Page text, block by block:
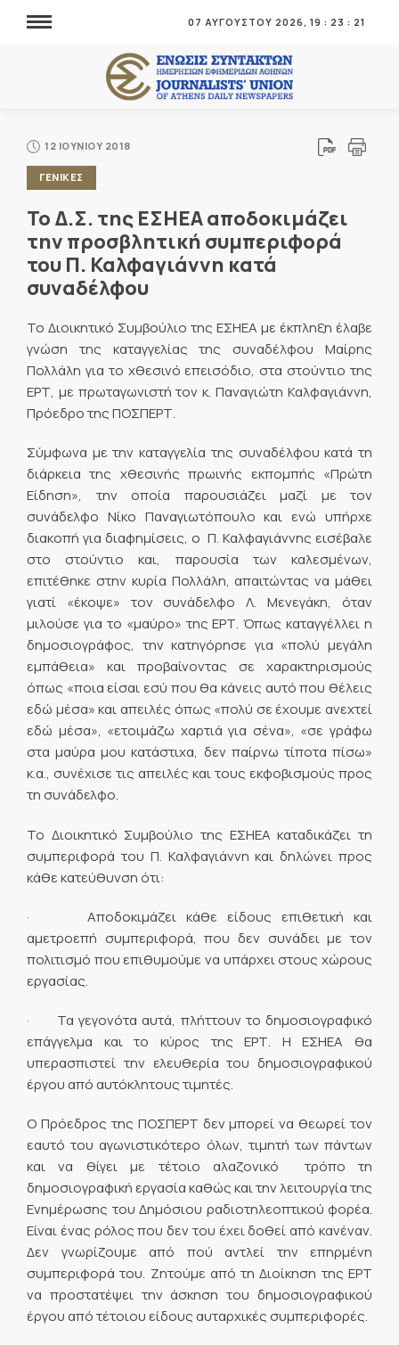
07 ΑΥΓΟΥΣΤΟΥ 2026, 19 : 23 : 21
12 ΙΟΥΝΙΟΥ 2018
ΓΕΝΙΚΕΣ
Το Δ.Σ. της ΕΣΗΕΑ αποδοκιμάζει
την προσβλητική συμπεριφορά
του Π. Καλφαγιάννη κατά
συναδέλφου
Το Διοικητικό Συμβούλιο της ΕΣΗΕΑ με έκπληξη έλαβε
γνώση της καταγγελίας της συναδέλφου Μαίρης
Πολλάλη για το χθεσινό επεισόδιο, στα στούντιο της
ΕΡΤ, με πρωταγωνιστή τον κ. Παναγιώτη Καλφαγιάννη,
Πρόεδρο της ΠΟΣΠΕΡΤ.
Σύμφωνα με την καταγγελία της συναδέλφου κατά τη
διάρκεια της χθεσινής πρωινής εκπομπής «Πρώτη
Είδηση», την οποία παρουσιάζει μαζί με τον
συνάδελφο Νίκο Παναγιωτόπουλο και ενώ υπήρχε
διακοπή για διαφημίσεις, ο Π. Καλφαγιάννης εισέβαλε
στο στούντιο και, παρουσία των καλεσμένων,
επιτέθηκε στην κυρία Πολλάλη, απαιτώντας να μάθει
γιατί «έκοψε» τον συνάδελφο Λ. Μενεγάκη, όταν
μιλούσε για το «μαύρο» της ΕΡΤ. Όπως καταγγέλλει η
δημοσιογράφος, την κατηγόρησε για «πολύ μεγάλη
εμπάθεια» και προβαίνοντας σε χαρακτηρισμούς
όπως «ποια είσαι εσύ που θα κάνεις αυτό που θέλεις
εδώ μέσα» και απειλές όπως «πολύ σε έχουμε ανεχτεί
εδώ μέσα», «ετοιμάζω χαρτιά για σένα», «σε γράφω
στα μαύρα μου κατάστιχα, δεν παίρνω τίποτα πίσω»
κ.α., συνέχισε τις απειλές και τους εκφοβισμούς προς
τη συνάδελφο.
Το Διοικητικό Συμβούλιο της ΕΣΗΕΑ καταδικάζει τη
συμπεριφορά του Π. Καλφαγιάννη και δηλώνει προς
κάθε κατεύθυνση ότι:
· Αποδοκιμάζει κάθε είδους επιθετική και
αμετροεπή συμπεριφορά, που δεν συνάδει με τον
πολιτισμό που επιθυμούμε να υπάρχει στους χώρους
εργασίας.
· Τα γεγονότα αυτά, πλήττουν το δημοσιογραφικό
επάγγελμα και το κύρος της ΕΡΤ. Η ΕΣΗΕΑ θα
υπερασπιστεί την ελευθερία του δημοσιογραφικού
έργου από αυτόκλητους τιμητές.
Ο Πρόεδρος της ΠΟΣΠΕΡΤ δεν μπορεί να θεωρεί τον
εαυτό του αγωνιστικότερο όλων, τιμητή των πάντων
και να θίγει με τέτοιο αλαζονικό τρόπο τη
δημοσιογραφική εργασία καθώς και την λειτουργία της
Ενημέρωσης του Δημόσιου ραδιοτηλεοπτικού φορέα.
Είναι ένας ρόλος που δεν του έχει δοθεί από κανέναν.
Δεν γνωρίζουμε από πού αντλεί την επηρμένη
συμπεριφορά του. Ζητούμε από τη Διοίκηση της ΕΡΤ
να προστατέψει την άσκηση του δημοσιογραφικού
έργου από τέτοιου είδους αυταρχικές συμπεριφορές.